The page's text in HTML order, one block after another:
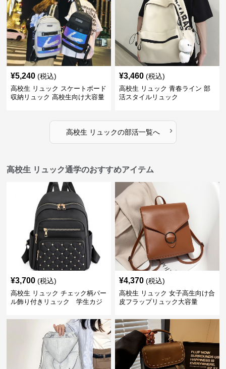
¥5,240 (税込)
高校生 リュック スケートボード
収納リュック 高校生向け大容量
¥3,460 (税込)
高校生 リュック 青春ライン 部
活スタイルリュック
高校生 リュックの部活一覧へ ›
高校生 リュック通学のおすすめアイテム
¥3,700 (税込)
高校生 リュック チェック柄パー
ル飾り付きリュック 学生カジ
¥4,370 (税込)
高校生 リュック 女子高生向け合
皮フラップリュック大容量